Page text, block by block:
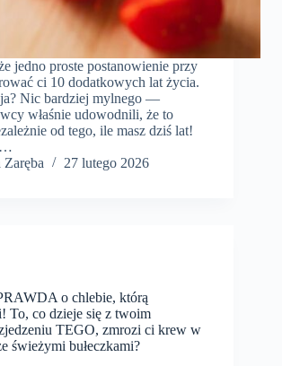
jedno proste postanowienie przy
ci 10 dodatkowych lat życia.
Nic bardziej mylnego —
właśnie udowodnili, że to
od tego, ile masz dziś lat!
27 lutego 2026
o chlebie, którą
To, co dzieje się z twoim
TEGO, zmrozi ci krew w
świeżymi bułeczkami?